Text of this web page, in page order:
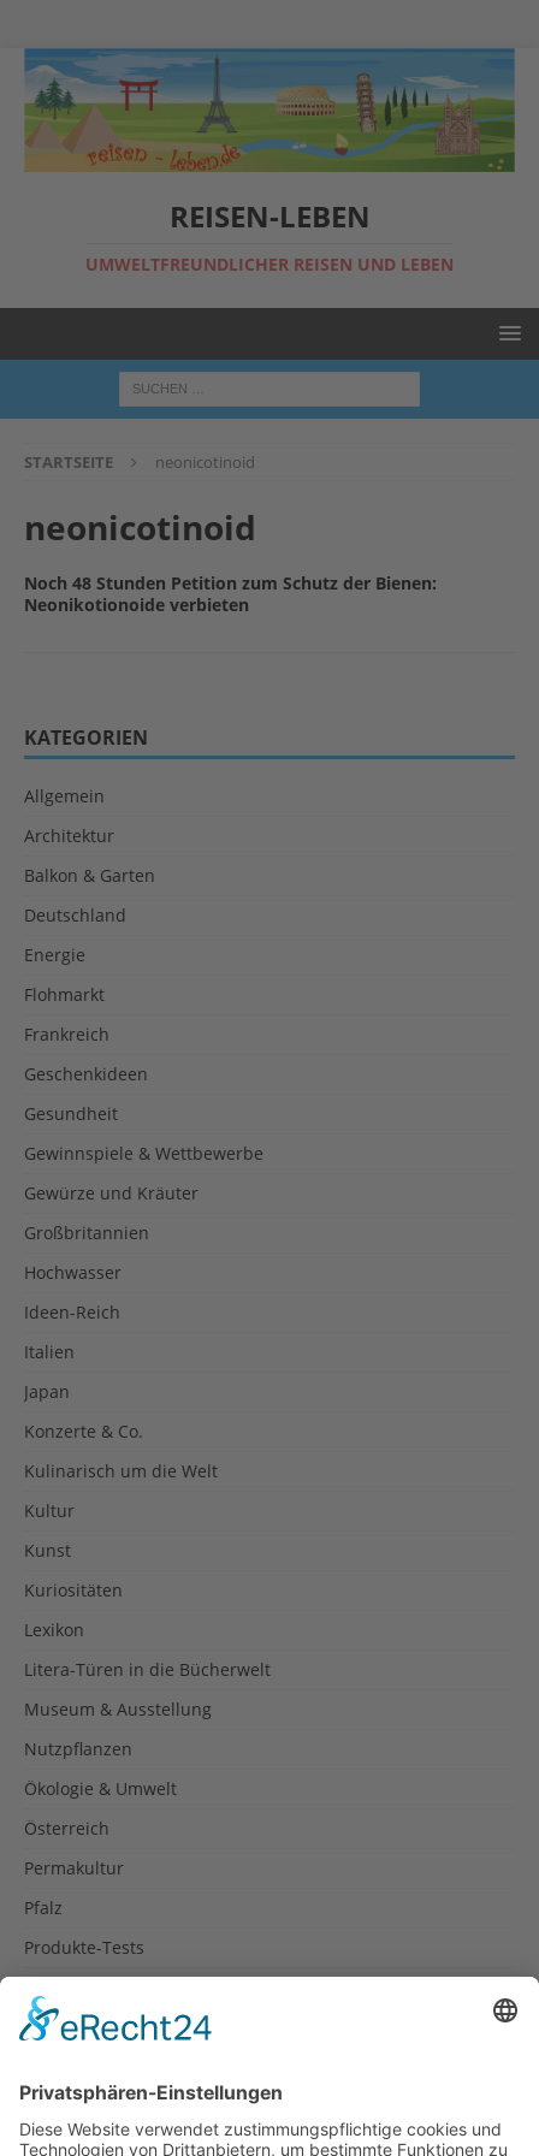
REISEN-LEBEN
UMWELTFREUNDLICHER REISEN UND LEBEN
STARTSEITE neonicotinoid
neonicotinoid
Noch 48 Stunden Petition zum Schutz der Bienen:
Neonikotionoide verbieten
KATEGORIEN
Allgemein
Architektur
Balkon & Garten
Deutschland
Energie
Flohmarkt
Frankreich
Geschenkideen
Gesundheit
Gewinnspiele & Wettbewerbe
Gewürze und Kräuter
Großbritannien
Hochwasser
Ideen-Reich
Italien
Japan
Konzerte & Co.
Kulinarisch um die Welt
Kultur
Kunst
Kuriositäten
Lexikon
Litera-Türen in die Bücherwelt
Museum & Ausstellung
Nutzpflanzen
Ökologie & Umwelt
Österreich
Permakultur
Pfalz
Produkte-Tests
Rezepte
Spanien
Südtirol